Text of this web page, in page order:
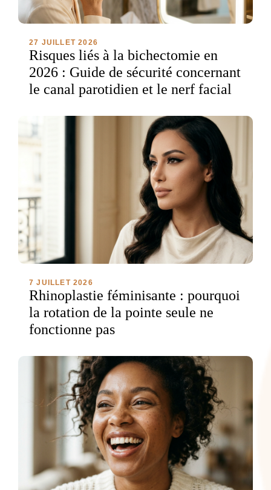
27 JUILLET 2026
Risques liés à la bichectomie en
2026 : Guide de sécurité concernant
le canal parotidien et le nerf facial
7 JUILLET 2026
Rhinoplastie féminisante : pourquoi
la rotation de la pointe seule ne
fonctionne pas